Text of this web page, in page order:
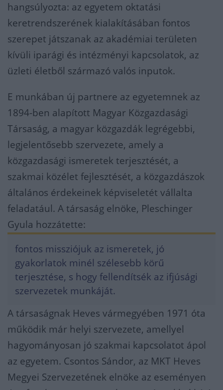
hangsúlyozta: az egyetem oktatási
keretrendszerének kialakításában fontos
szerepet játszanak az akadémiai területen
kívüli iparági és intézményi kapcsolatok, az
üzleti életből származó valós inputok.
E munkában új partnere az egyetemnek az
1894-ben alapított Magyar Közgazdasági
Társaság, a magyar közgazdák legrégebbi,
legjelentősebb szervezete, amely a
közgazdasági ismeretek terjesztését, a
szakmai közélet fejlesztését, a közgazdászok
általános érdekeinek képviseletét vállalta
feladatául. A társaság elnöke, Pleschinger
Gyula hozzátette:
fontos missziójuk az ismeretek, jó
gyakorlatok minél szélesebb körű
terjesztése, s hogy fellendítsék az ifjúsági
szervezetek munkáját.
A társaságnak Heves vármegyében 1971 óta
működik már helyi szervezete, amellyel
hagyományosan jó szakmai kapcsolatot ápol
az egyetem. Csontos Sándor, az MKT Heves
Megyei Szervezetének elnöke az eseményen